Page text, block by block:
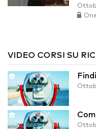
VIDEO CORSI SU